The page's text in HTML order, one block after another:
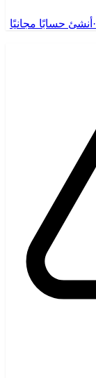
· أنشئ حسابًا مجانيًا